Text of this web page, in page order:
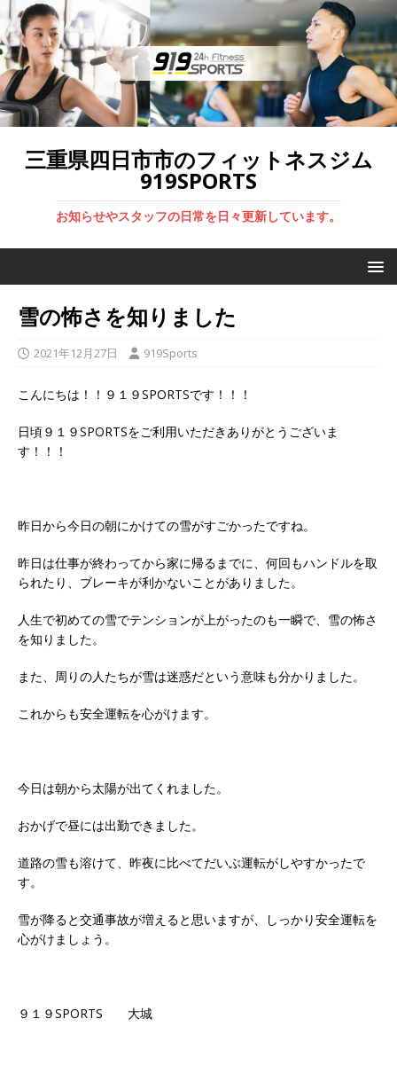
三重県四日市市のフィットネスジム
919SPORTS
お知らせやスタッフの日常を日々更新しています。
雪の怖さを知りました
2021年12月27日 919Sports
こんにちは！！９１９SPORTSです！！！
日頃９１９SPORTSをご利用いただきありがとうございま
す！！！
昨日から今日の朝にかけての雪がすごかったですね。
昨日は仕事が終わってから家に帰るまでに、何回もハンドルを取
られたり、ブレーキが利かないことがありました。
人生で初めての雪でテンションが上がったのも一瞬で、雪の怖さ
を知りました。
また、周りの人たちが雪は迷惑だという意味も分かりました。
これからも安全運転を心がけます。
今日は朝から太陽が出てくれました。
おかげで昼には出勤できました。
道路の雪も溶けて、昨夜に比べてだいぶ運転がしやすかったで
す。
雪が降ると交通事故が増えると思いますが、しっかり安全運転を
心がけましょう。
９１９SPORTS 大城